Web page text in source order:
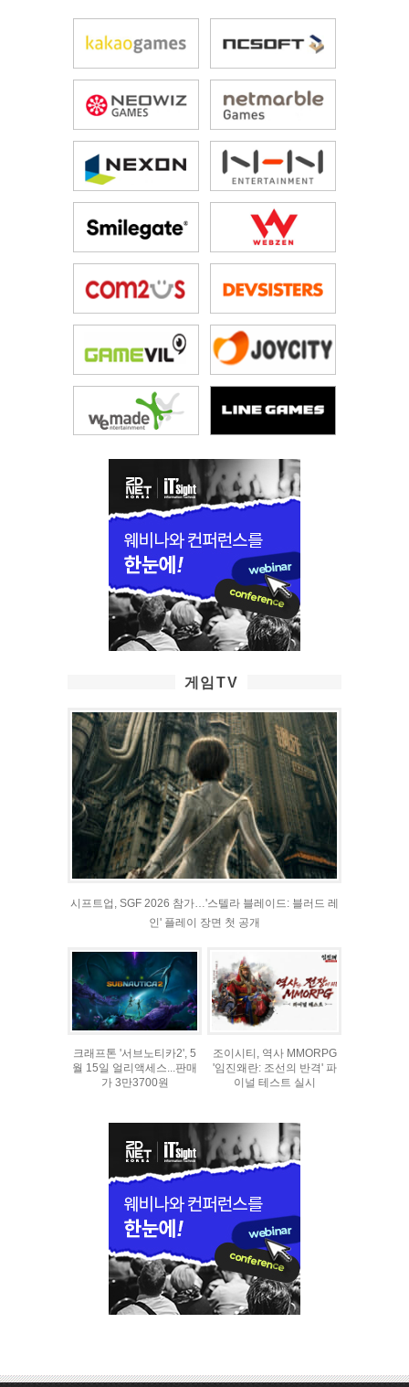
게임TV
시프트업, SGF 2026 참가…'스텔라 블레이드: 블러드 레
인' 플레이 장면 첫 공개
크래프톤 '서브노티카2', 5
월 15일 얼리액세스...판매
가 3만3700원
조이시티, 역사 MMORPG
'임진왜란: 조선의 반격' 파
이널 테스트 실시